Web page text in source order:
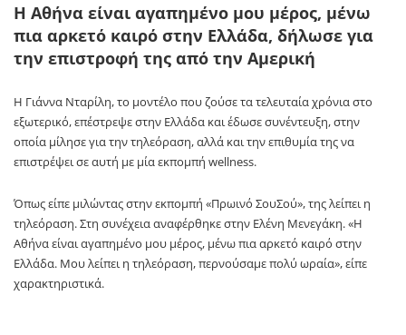
Η Αθήνα είναι αγαπημένο μου μέρος, μένω
πια αρκετό καιρό στην Ελλάδα, δήλωσε για
την επιστροφή της από την Αμερική
Η Γιάννα Νταρίλη, το μοντέλο που ζούσε τα τελευταία χρόνια στο
εξωτερικό, επέστρεψε στην Ελλάδα και έδωσε συνέντευξη, στην
οποία μίλησε για την τηλεόραση, αλλά και την επιθυμία της να
επιστρέψει σε αυτή με μία εκπομπή wellness.
Όπως είπε μιλώντας στην εκπομπή «Πρωινό ΣουΣού», της λείπει η
τηλεόραση. Στη συνέχεια αναφέρθηκε στην Ελένη Μενεγάκη. «Η
Αθήνα είναι αγαπημένο μου μέρος, μένω πια αρκετό καιρό στην
Ελλάδα. Μου λείπει η τηλεόραση, περνούσαμε πολύ ωραία», είπε
χαρακτηριστικά.